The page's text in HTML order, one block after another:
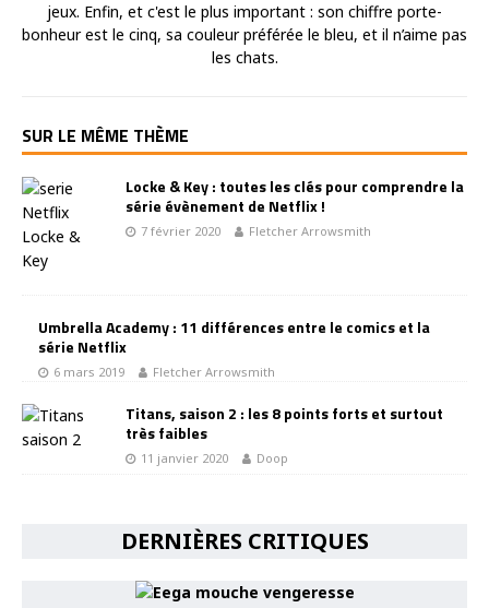
jeux. Enfin, et c'est le plus important : son chiffre porte-
bonheur est le cinq, sa couleur préférée le bleu, et il n’aime pas
les chats.
SUR LE MÊME THÈME
Locke & Key : toutes les clés pour comprendre la
série évènement de Netflix !
7 février 2020 Fletcher Arrowsmith
Umbrella Academy : 11 différences entre le comics et la
série Netflix
6 mars 2019 Fletcher Arrowsmith
Titans, saison 2 : les 8 points forts et surtout
très faibles
11 janvier 2020 Doop
DERNIÈRES CRITIQUES